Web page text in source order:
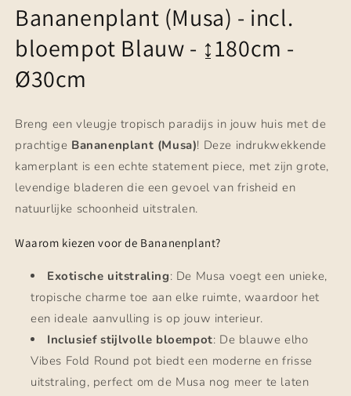
openen
in
modaal
Bananenplant (Musa) - incl.
bloempot Blauw - ↨180cm -
Ø30cm
Breng een vleugje tropisch paradijs in jouw huis met de
prachtige Bananenplant (Musa)! Deze indrukwekkende
kamerplant is een echte statement piece, met zijn grote,
levendige bladeren die een gevoel van frisheid en
natuurlijke schoonheid uitstralen.
Waarom kiezen voor de Bananenplant?
Exotische uitstraling: De Musa voegt een unieke,
tropische charme toe aan elke ruimte, waardoor het
een ideale aanvulling is op jouw interieur.
Inclusief stijlvolle bloempot: De blauwe elho
Vibes Fold Round pot biedt een moderne en frisse
uitstraling, perfect om de Musa nog meer te laten